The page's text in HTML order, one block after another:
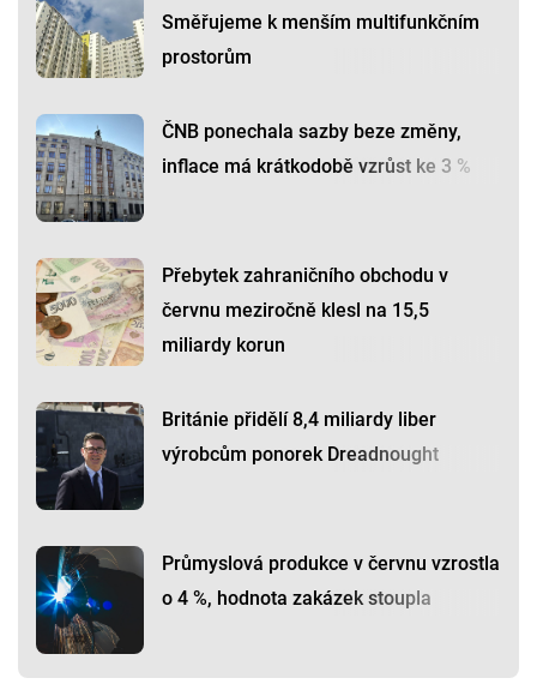
Směřujeme k menším multifunkčním
prostorům
ČNB ponechala sazby beze změny,
inflace má krátkodobě vzrůst ke 3 %
Přebytek zahraničního obchodu v
červnu meziročně klesl na 15,5
miliardy korun
Británie přidělí 8,4 miliardy liber
výrobcům ponorek Dreadnought
Průmyslová produkce v červnu vzrostla
o 4 %, hodnota zakázek stoupla